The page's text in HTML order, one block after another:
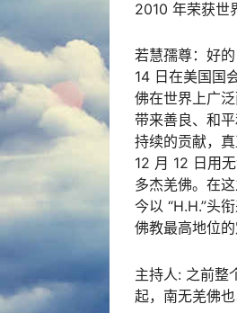
2010 年荣获世
若慧孺尊：好
14 日在美国国
佛在世界上广
带来善良、和
持续的贡献，
12 月 12 日用
多杰羌佛。在
今以 “H.H.”头
佛教最高地位
主持人: 之前整
起，南无羌佛